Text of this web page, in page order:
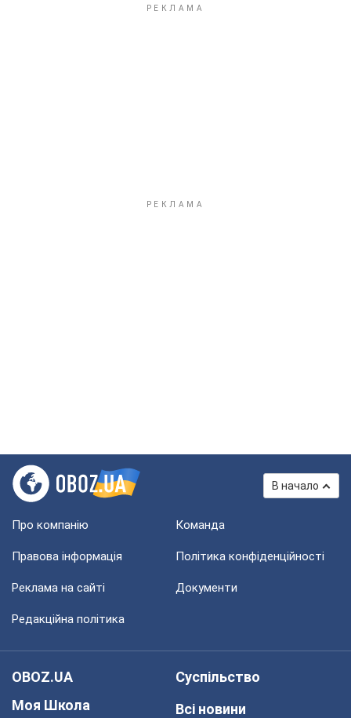
В начало
Про компанію Команда
Правова інформація Політика конфіденційності
Реклама на сайті Документи
Редакційна політика
OBOZ.UA
Моя Школа
Суспільство
Всі новини